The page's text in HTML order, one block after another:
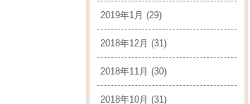
2019年1月 (29)
2018年12月 (31)
2018年11月 (30)
2018年10月 (31)